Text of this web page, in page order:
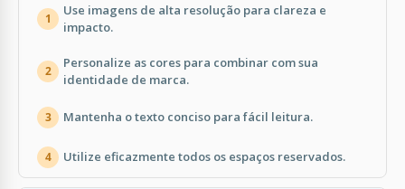
1
Use imagens de alta resolução para clareza e
impacto.
2
Personalize as cores para combinar com sua
identidade de marca.
3 Mantenha o texto conciso para fácil leitura.
4 Utilize eficazmente todos os espaços reservados.